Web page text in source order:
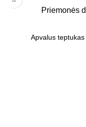
Priemonės
Apvalus